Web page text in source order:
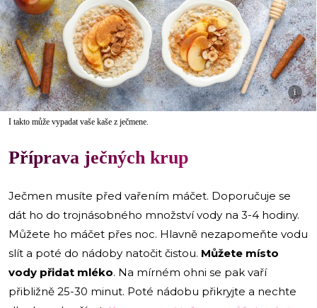
i
I takto může vypadat vaše kaše z ječmene.
Příprava ječných krup
Ječmen musíte před vařením máčet. Doporučuje se
dát ho do trojnásobného množství vody na 3-4 hodiny.
Můžete ho máčet přes noc. Hlavně nezapomeňte vodu
slít a poté do nádoby natočit čistou. Můžete místo
vody přidat mléko. Na mírném ohni se pak vaří
přibližně 25-30 minut. Poté nádobu přikryjte a nechte